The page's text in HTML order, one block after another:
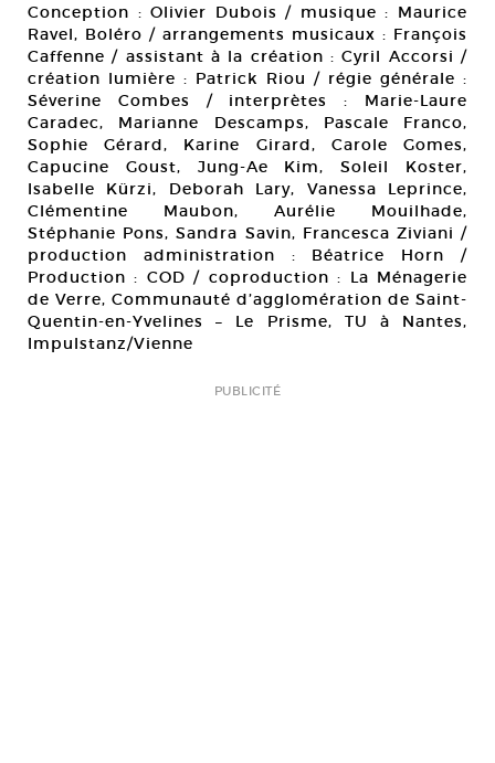
Conception : Olivier Dubois / musique : Maurice
Ravel, Boléro / arrangements musicaux : François
Caffenne / assistant à la création : Cyril Accorsi /
création lumière : Patrick Riou / régie générale :
Séverine Combes / interprètes : Marie-Laure
Caradec, Marianne Descamps, Pascale Franco,
Sophie Gérard, Karine Girard, Carole Gomes,
Capucine Goust, Jung-Ae Kim, Soleil Koster,
Isabelle Kürzi, Deborah Lary, Vanessa Leprince,
Clémentine Maubon, Aurélie Mouilhade,
Stéphanie Pons, Sandra Savin, Francesca Ziviani /
production administration : Béatrice Horn /
Production : COD / coproduction : La Ménagerie
de Verre, Communauté d’agglomération de Saint-
Quentin-en-Yvelines – Le Prisme, TU à Nantes,
Impulstanz/Vienne
PUBLICITÉ